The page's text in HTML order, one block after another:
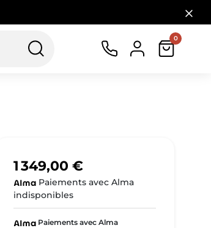
0
1 349,00 €
Paiements avec Alma
indisponibles
Paiements avec Alma